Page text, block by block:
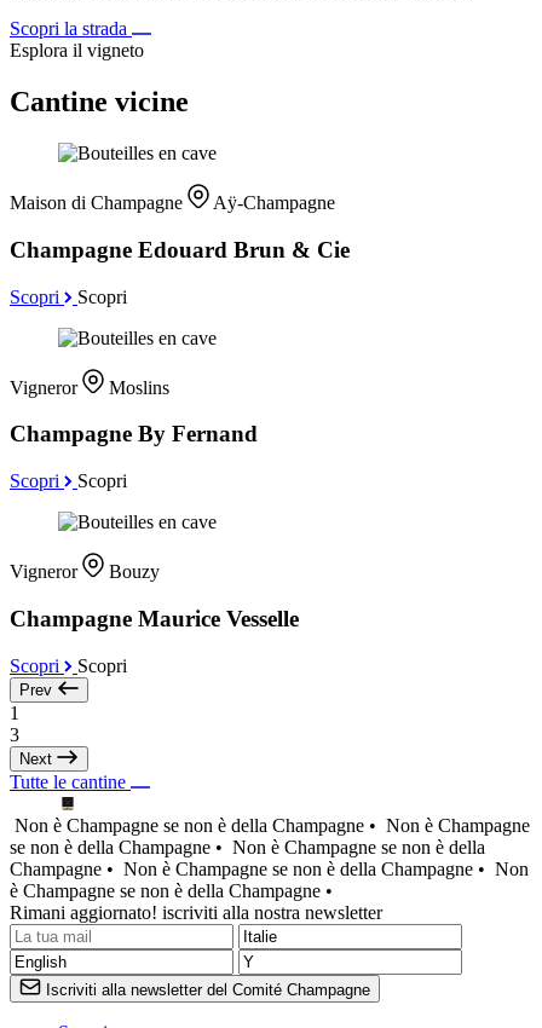
Scopri la strada
Esplora il vigneto
Cantine vicine
Maison di Champagne Aÿ-Champagne
Champagne Edouard Brun & Cie
Scopri Scopri
Vigneror Moslins
Champagne By Fernand
Scopri Scopri
Vigneror Bouzy
Champagne Maurice Vesselle
Scopri Scopri
Prev
1
3
Next
Tutte le cantine
Non è Champagne se non è della Champagne • Non è Champagne
se non è della Champagne • Non è Champagne se non è della
Champagne • Non è Champagne se non è della Champagne • Non
è Champagne se non è della Champagne •
Rimani aggiornato! iscriviti alla nostra newsletter
Iscriviti alla newsletter del Comité Champagne